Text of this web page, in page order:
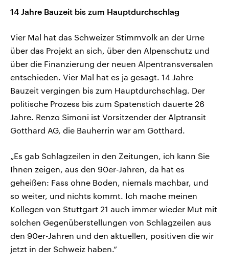
14 Jahre Bauzeit bis zum Hauptdurchschlag
Vier Mal hat das Schweizer Stimmvolk an der Urne
über das Projekt an sich, über den Alpenschutz und
über die Finanzierung der neuen Alpentransversalen
entschieden. Vier Mal hat es ja gesagt. 14 Jahre
Bauzeit vergingen bis zum Hauptdurchschlag. Der
politische Prozess bis zum Spatenstich dauerte 26
Jahre. Renzo Simoni ist Vorsitzender der Alptransit
Gotthard AG, die Bauherrin war am Gotthard.
„Es gab Schlagzeilen in den Zeitungen, ich kann Sie
Ihnen zeigen, aus den 90er-Jahren, da hat es
geheißen: Fass ohne Boden, niemals machbar, und
so weiter, und nichts kommt. Ich mache meinen
Kollegen von Stuttgart 21 auch immer wieder Mut mit
solchen Gegenüberstellungen von Schlagzeilen aus
den 90er-Jahren und den aktuellen, positiven die wir
jetzt in der Schweiz haben.“